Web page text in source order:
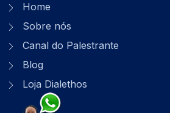
Home
Sobre nós
Canal do Palestrante
Blog
Loja Dialethos